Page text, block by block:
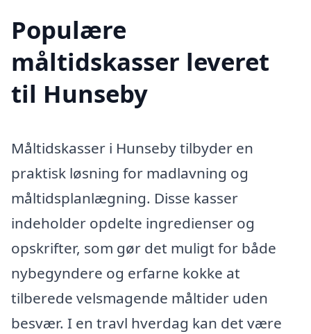
Populære
måltidskasser leveret
til Hunseby
Måltidskasser i Hunseby tilbyder en
praktisk løsning for madlavning og
måltidsplanlægning. Disse kasser
indeholder opdelte ingredienser og
opskrifter, som gør det muligt for både
nybegyndere og erfarne kokke at
tilberede velsmagende måltider uden
besvær. I en travl hverdag kan det være